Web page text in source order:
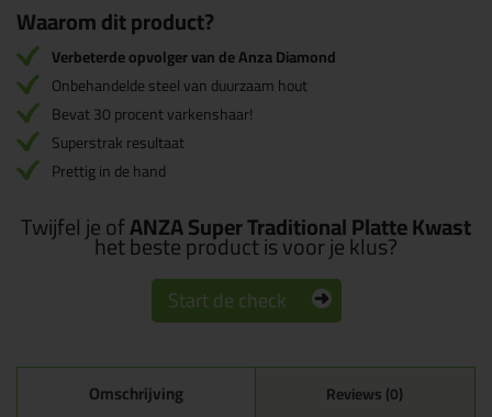
Waarom dit product?
Verbeterde opvolger van de Anza Diamond
Onbehandelde steel van duurzaam hout
Bevat 30 procent varkenshaar!
Superstrak resultaat
Prettig in de hand
Twijfel je ofANZA Super Traditional Platte Kwast
het beste product is voor je klus?
Start de check
Omschrijving Reviews (0)